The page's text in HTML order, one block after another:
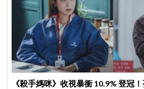
《殺手媽咪》收視暴衝 10.9% 登冠